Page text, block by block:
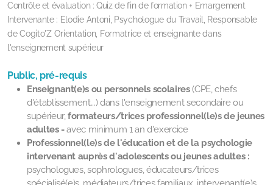
Contrôle et évaluation : Quiz de fin de formation + Emargement
Intervenante : Elodie Antoni, Psychologue du Travail,
Responsable
de Cogito'Z Orientation, Formatrice et enseignante dans
l'enseignement supérieur
Public, pré-requis
Enseignant(e)s ou personnels scolaires(CPE, chefs
d'établissement...) dans l'enseignement secondaire ou
supérieur, formateurs/trices professionnel(le)s de jeunes
adultes -avec minimum 1 an d'exercice
Professionnel(le)s de l'éducation et de la psychologie
intervenant auprès d'adolescents ou jeunes adultes :
psychologues, sophrologues, éducateurs/trices
spécialisé(e)s, médiateurs/trices familiaux, intervenant(e)s